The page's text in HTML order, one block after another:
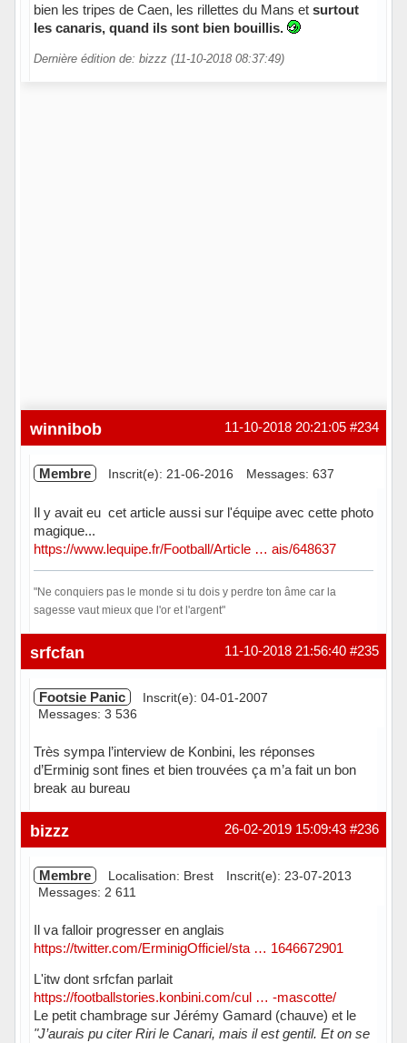
bien les tripes de Caen, les rillettes du Mans et surtout
les canaris, quand ils sont bien bouillis.
Dernière édition de: bizzz (11-10-2018 08:37:49)
#234
11-10-2018 20:21:05
winnibob
Membre Inscrit(e): 21-06-2016 Messages: 637
Il y avait eu cet article aussi sur l'équipe avec cette photo
magique...
https://www.lequipe.fr/Football/Article … ais/648637
"Ne conquiers pas le monde si tu dois y perdre ton âme car la
sagesse vaut mieux que l'or et l'argent"
Hors ligne #235
11-10-2018 21:56:40
srfcfan
Footsie Panic
Inscrit(e): 04-01-2007
Messages: 3 536
Très sympa l’interview de Konbini, les réponses
d’Erminig sont fines et bien trouvées ça m’a fait un bon
break au bureau
Hors ligne #236
26-02-2019 15:09:43
bizzz
Membre Localisation: Brest
Inscrit(e): 23-07-2013
Messages: 2 611
Il va falloir progresser en anglais
https://twitter.com/ErminigOfficiel/sta … 1646672901
L'itw dont srfcfan parlait
https://footballstories.konbini.com/cul … -mascotte/
Le petit chambrage sur Jérémy Gamard (chauve) et le
"J’aurais pu citer Riri le Canari, mais il est gentil. Et on se